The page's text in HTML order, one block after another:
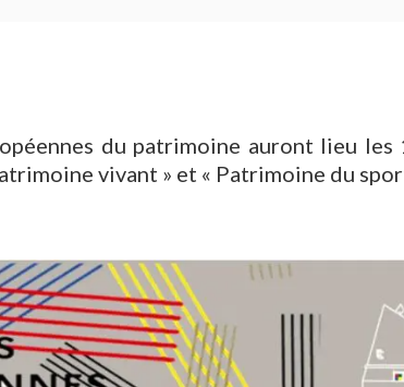
du patrimoine auront lieu
vivant » et « Patrimoine du